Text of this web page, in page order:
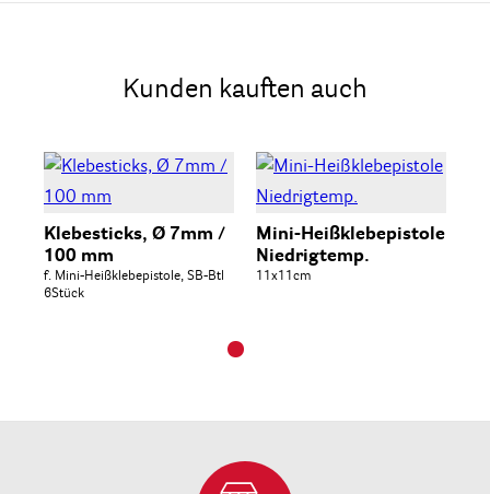
Kunden kauften auch
Klebesticks, Ø 7mm /
100 mm
f. Mini-Heißklebepistole, SB-Btl
6Stück
Mini-Heißklebepistole
Niedrigtemp.
11x11cm